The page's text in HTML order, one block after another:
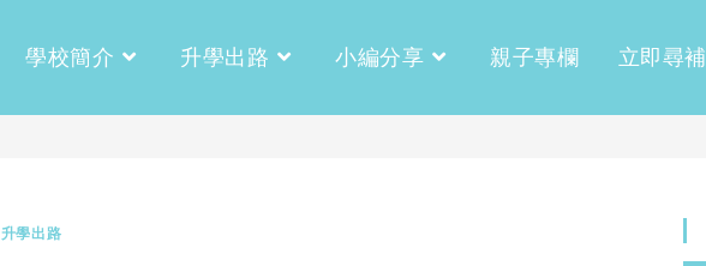
學校簡介 升學出路 小編分享 親子專欄 立即尋補
升學出路